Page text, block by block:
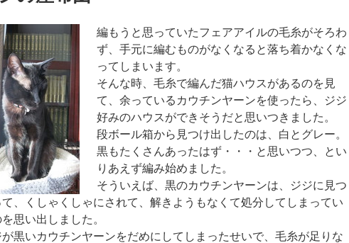
編もうと思っていたフェアアイルの毛糸がそろわ
ず、手元に編むものがなくなると落ち着かなくな
ってしまいます。
そんな時、毛糸で編んだ猫ハウスがあるのを見
て、余っているカウチンヤーンを使ったら、ジジ
好みのハウスができそうだと思いつきました。
段ボール箱から見つけ出したのは、白とグレー。
黒もたくさんあったはず・・・と思いつつ、とい
りあえず編み始めました。
そういえば、黒のカウチンヤーンは、ジジに見つ
、くしゃくしゃにされて、解きようもなくて処分してしまってい
思い出しました。
が黒いカウチンヤーンをだめにしてしまったせいで、毛糸が足りな